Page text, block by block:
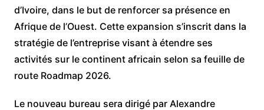
d’Ivoire, dans le but de renforcer sa présence en
Afrique de l’Ouest. Cette expansion s’inscrit dans la
stratégie de l’entreprise visant à étendre ses
activités sur le continent africain selon sa feuille de
route Roadmap 2026.
Le nouveau bureau sera dirigé par Alexandre